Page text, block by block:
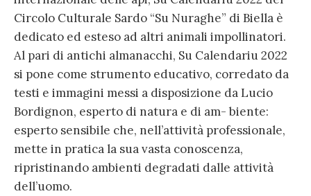
Circolo Culturale Sardo “Su Nuraghe” di Biella è
dedicato ed esteso ad altri animali impollinatori.
Al pari di antichi almanacchi, Su Calendariu 2022
si pone come strumento educativo, corredato da
testi e immagini messi a disposizione da Lucio
Bordignon, esperto di natura e di am- biente:
esperto sensibile che, nell’attività professionale,
mette in pratica la sua vasta conoscenza,
ripristinando ambienti degradati dalle attività
dell’uomo.